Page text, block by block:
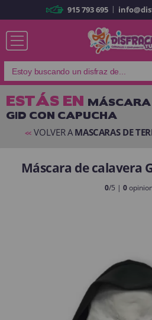
Ya soy
Recordarme ¿Olvidó su contraseña?
Es mi
¡Adelante! Te
CREAR
915 793 695 |
ESTÁS EN MÁSCARA
GID CON CAPUCHA
<< VOLVER AMASCARAS DE
Máscara de calavera
0/5 |0